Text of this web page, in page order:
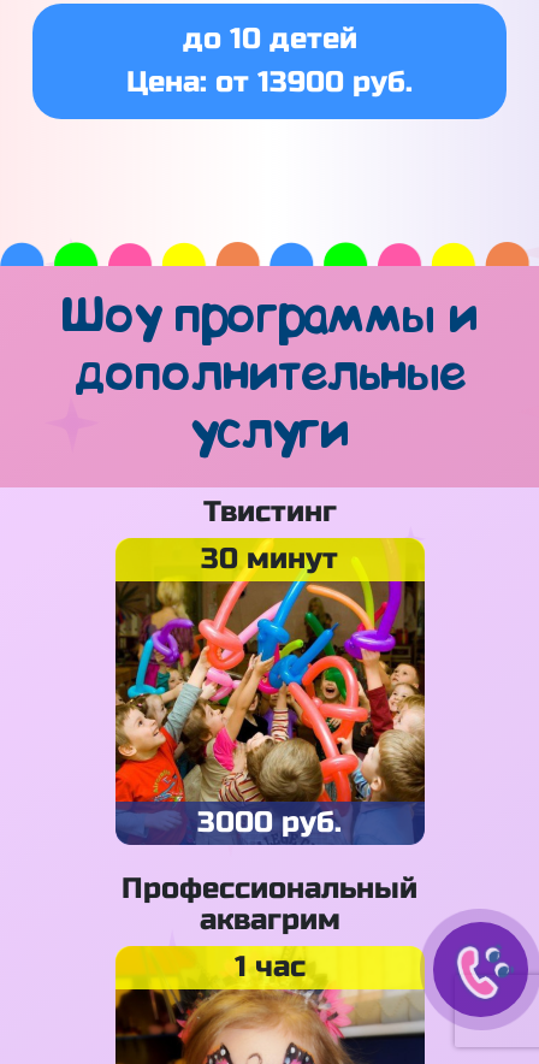
до 10 детей
Цена: от 13900 руб.
Шоу программы и
дополнительные
услуги
Твистинг
30 минут
3000 руб.
Профессиональный
аквагрим
1 час